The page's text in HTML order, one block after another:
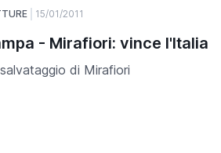
15/01/2011
- Mirafiori: vince l'Italia
di Mirafiori